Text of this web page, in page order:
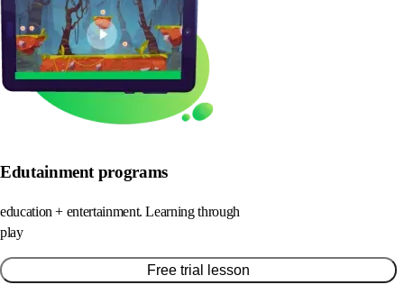
Edutainment programs
education + entertainment. Learning through
play
Free trial lesson